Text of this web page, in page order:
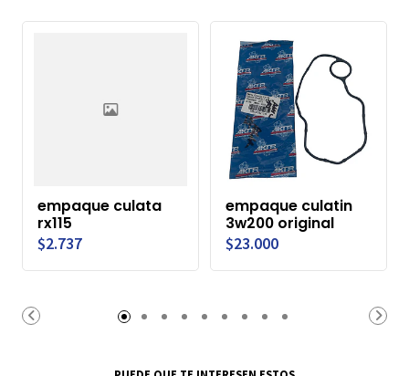
empaque culata
rx115
$2.737
empaque culatin
3w200 original
$23.000